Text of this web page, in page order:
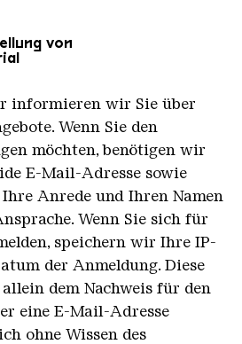
von
informieren wir Sie über
Wenn Sie den
möchten, benötigen wir
E-Mail-Adresse sowie
Anrede und Ihren Namen
Wenn Sie sich für
speichern wir Ihre IP-
der Anmeldung. Diese
dem Nachweis für den
eine E-Mail-Adresse
ohne Wissen des